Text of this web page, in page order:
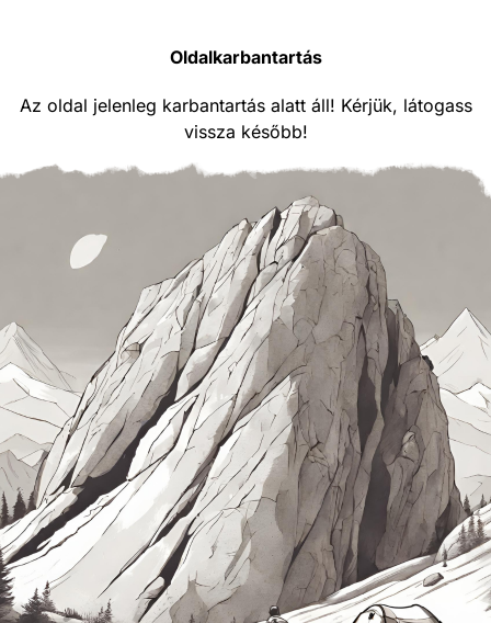
Oldalkarbantartás
Az oldal jelenleg karbantartás alatt áll! Kérjük, látogass
vissza később!